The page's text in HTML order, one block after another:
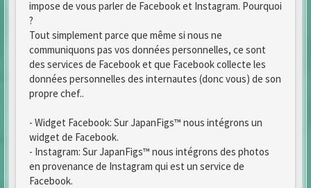
impose de vous parler de Facebook et Instagram. Pourquoi
?
Tout simplement parce que même si nous ne
communiquons pas vos données personnelles, ce sont
des services de Facebook et que Facebook collecte les
données personnelles des internautes (donc vous) de son
propre chef..
- Widget Facebook: Sur JapanFigs™ nous intégrons un
widget de Facebook.
- Instagram: Sur JapanFigs™ nous intégrons des photos
en provenance de Instagram qui est un service de
Facebook.